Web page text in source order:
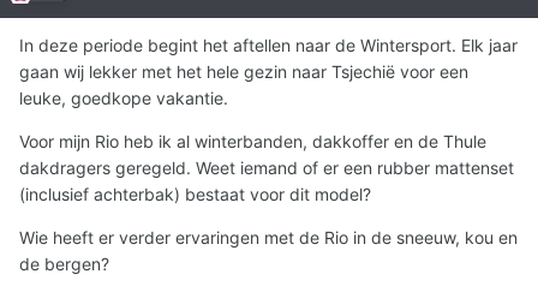
In deze periode begint het aftellen naar de Wintersport. Elk jaar
gaan wij lekker met het hele gezin naar Tsjechië voor een
leuke, goedkope vakantie.
Voor mijn Rio heb ik al winterbanden, dakkoffer en de Thule
dakdragers geregeld. Weet iemand of er een rubber mattenset
(inclusief achterbak) bestaat voor dit model?
Wie heeft er verder ervaringen met de Rio in de sneeuw, kou en
de bergen?